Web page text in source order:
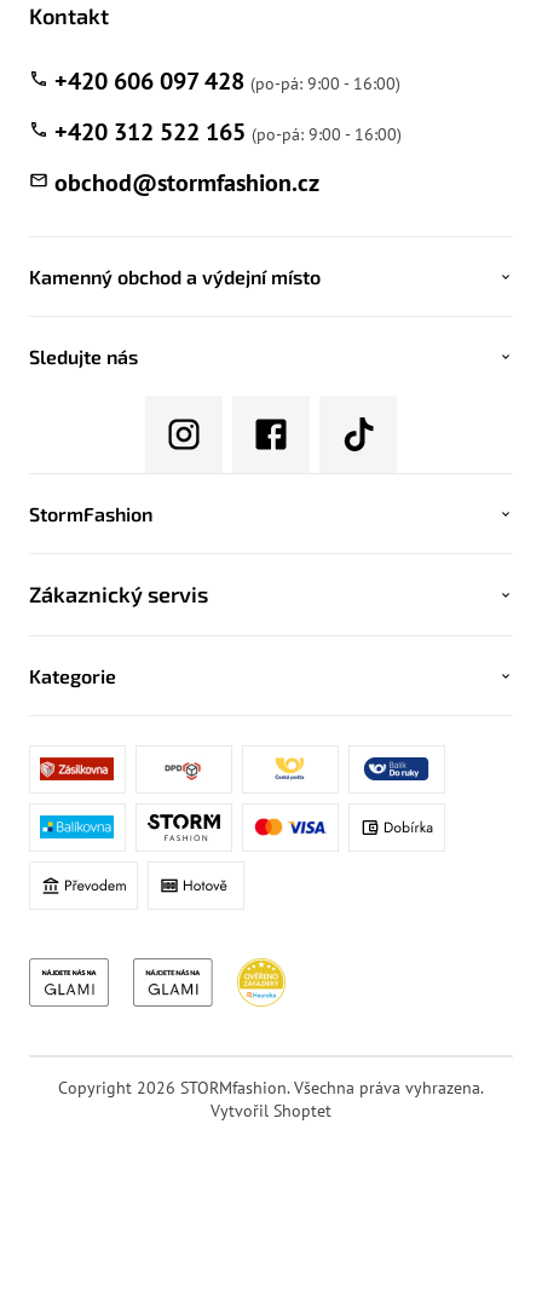
Kontakt
obchod@stormfashion.cz
+420 606 097 428
+420 312 522 165
Kamenný obchod a výdejní místo
Sledujte nás
StormFashion
Zákaznický servis
Kategorie
Vytvořil Shoptet
Copyright 2026 STORMfashion. Všechna práva vyhrazena.